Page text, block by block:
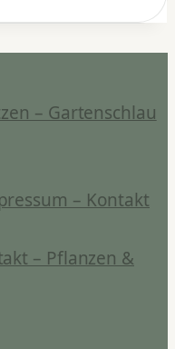
– Gartenschlau
– Kontakt
– Pflanzen &